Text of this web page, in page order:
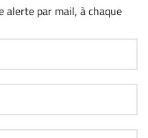
alerte par mail, à chaque